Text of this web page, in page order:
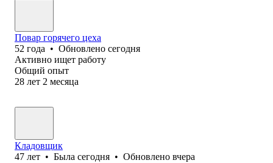
Повар горячего цеха
52 года • Обновлено сегодня
Активно ищет работу
Общий опыт
28 лет 2 месяца
Кладовщик
47 лет • Была сегодня • Обновлено вчера